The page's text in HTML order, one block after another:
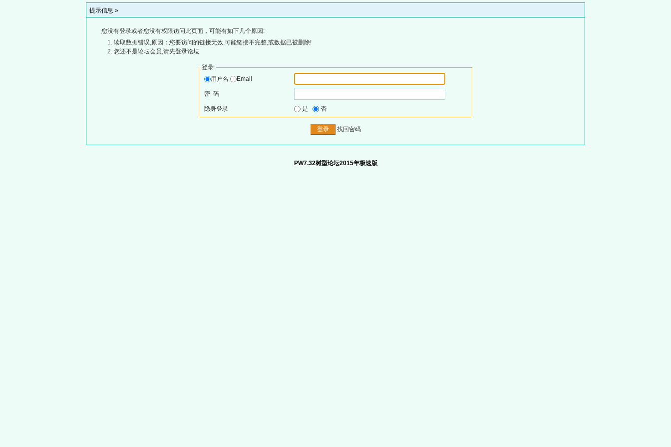
提示信息 »
您没有登录或者您没有权限访问此页面，可能有如下几个原因:
读取数据错误,原因：您要访问的链接无效,可能链接不完整,或数据已被删除!
您还不是论坛会员,请先登录论坛
登录
用户名
Email
密 码
隐身登录 是 否
找回密码
PW7.32树型论坛2015年极速版